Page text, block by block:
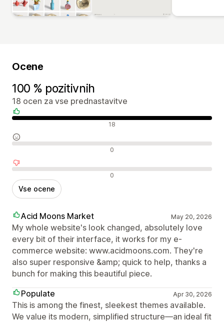
Ocene
100 % pozitivnih
18 ocen za vse prednastavitve
Pozitivne ocene 18
Nevtralne ocene 0
Negativne ocene 0
Vse ocene
Acid Moons Market May 20, 2026
My whole website's look changed, absolutely love
every bit of their interface, it works for my e-
commerce website: www.acidmoons.com. They're
also super responsive &amp; quick to help, thanks a
bunch for making this beautiful piece.
Populate
Apr 30, 2026
This is among the finest, sleekest themes available.
We value its modern, simplified structure—an ideal fit